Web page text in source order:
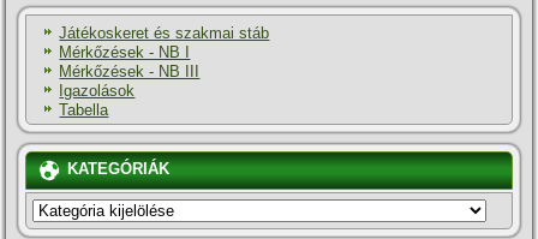
Játékoskeret és szakmai stáb
Mérkőzések - NB I
Mérkőzések - NB III
Igazolások
Tabella
KATEGÓRIÁK
KATEGÓRIÁK